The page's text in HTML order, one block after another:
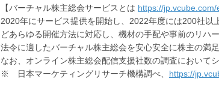
【バーチャル株主総会サービスとは https://
2020年にサービス提供を開始し、2022年度には200社
どあらゆる開催方法に対応し、機材の手配や事前のリハ
法令に適したバーチャル株主総会を安心安全に株主の満
なお、オンライン株主総会配信支援社数の調査において
※ 日本マーケティングリサーチ機構調べ、 https://